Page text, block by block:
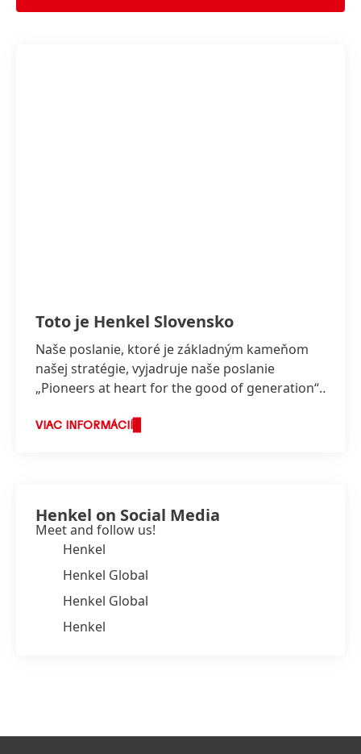
Toto je Henkel Slovensko
Naše poslanie, ktoré je základným kameňom
našej stratégie, vyjadruje naše poslanie
„Pioneers at heart for the good of generation“,
čo usilujeme.
VIAC INFORMÁCIÍ
Henkel on Social Media
Meet and follow us!
Henkel
Henkel Global
Henkel Global
Henkel